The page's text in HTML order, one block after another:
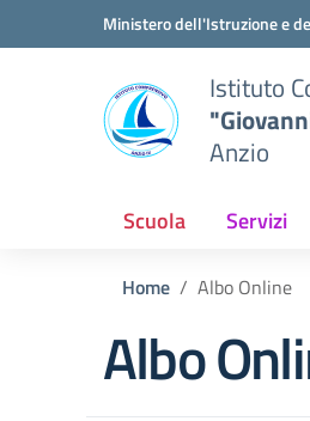
Vai ai contenuti
Vai al menu di navigazione
Ministero dell'Istruzione e
Istituto
Anzio
Scuola Servizi
Home Albo Online
Albo